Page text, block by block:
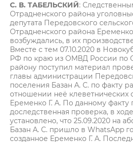
С. В. ТАБЕЛЬСКИЙ:
Отрадненского района
депутата Передовского
Отрадненского района Еременко
возбуждались, в их
Вместе с тем 07.10.2020 в
РФ по краю из ОМВД России по
району поступил материал
главы администрации
поселения Базан А. С. по факту
отношении неё клеветнических
Еременко Г. А. По данному факту
доследственная проверка, в
установлено, что 25.09.2020 на
Базан А. С. пришло в WhatsApp
созданное Еременко Г. А.